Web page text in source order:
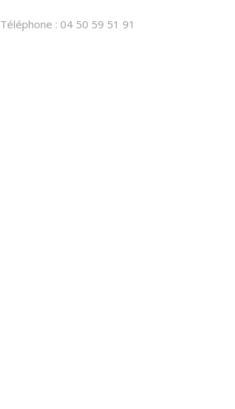
Téléphone : 04 50 59 51 91